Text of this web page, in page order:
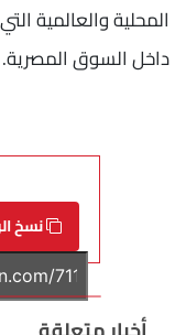
المحلية والعالمية
داخل السوق المصرية.
نسخ الرابط المقال